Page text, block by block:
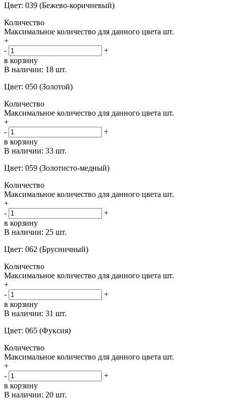
Цвет: 039 (Бежево-коричневый)
Количество
Максимальное количество для данного цвета шт.
+
-
+
в корзину
В наличии: 18 шт.
Цвет: 050 (Золотой)
Количество
Максимальное количество для данного цвета шт.
+
-
+
в корзину
В наличии: 33 шт.
Цвет: 059 (Золотисто-медный)
Количество
Максимальное количество для данного цвета шт.
+
-
+
в корзину
В наличии: 25 шт.
Цвет: 062 (Брусничный)
Количество
Максимальное количество для данного цвета шт.
+
-
+
в корзину
В наличии: 31 шт.
Цвет: 065 (Фуксия)
Количество
Максимальное количество для данного цвета шт.
+
-
+
в корзину
В наличии: 20 шт.